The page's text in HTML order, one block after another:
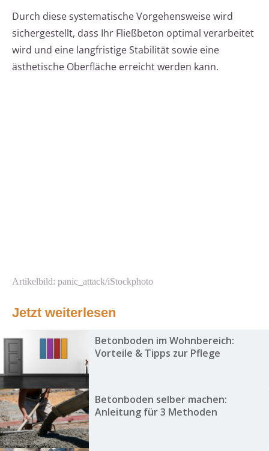
Durch diese systematische Vorgehensweise wird
sichergestellt, dass Ihr Fließbeton optimal verarbeitet
wird und eine langfristige Stabilität sowie eine
ästhetische Oberfläche erreicht werden kann.
Artikelbild: panic_attack/iStockphoto
Jetzt weiterlesen
Betonboden im Wohnbereich:
Vorteile & Tipps zur Pflege
Betonboden selber machen:
Anleitung für 3 Methoden